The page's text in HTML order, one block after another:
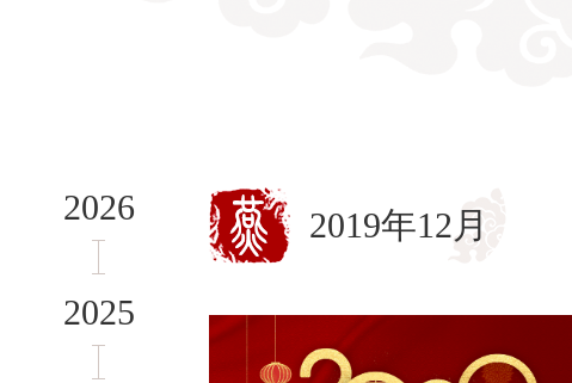
2026
2025
2019年12月